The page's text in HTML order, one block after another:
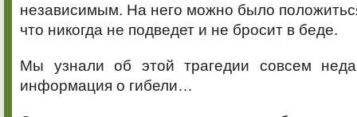
независимым. На него можно было
что никогда не подведет и не бросит в беде.
Мы узнали об этой трагедии совсем
информация о гибели…